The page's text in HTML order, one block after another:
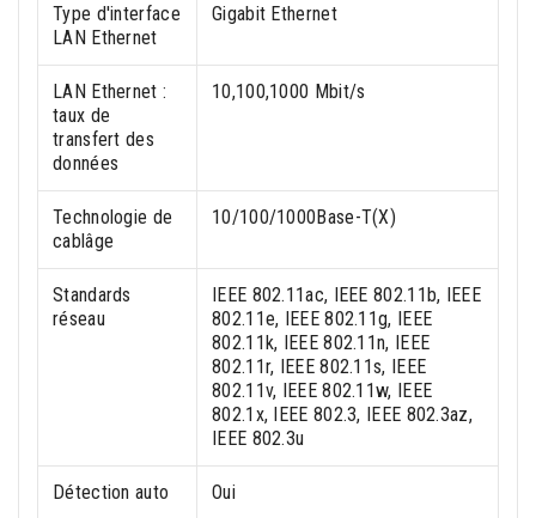
Type d'interface
LAN Ethernet
Gigabit Ethernet
LAN Ethernet :
taux de
transfert des
données
10,100,1000 Mbit/s
Technologie de
cablâge
10/100/1000Base-T(X)
Standards
réseau
IEEE 802.11ac, IEEE 802.11b, IEEE
802.11e, IEEE 802.11g, IEEE
802.11k, IEEE 802.11n, IEEE
802.11r, IEEE 802.11s, IEEE
802.11v, IEEE 802.11w, IEEE
802.1x, IEEE 802.3, IEEE 802.3az,
IEEE 802.3u
Détection auto Oui